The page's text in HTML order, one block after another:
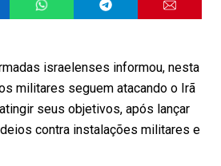
israelenses informou, nesta
militares seguem atacando o Irã
seus objetivos, após lançar
contra instalações militares e